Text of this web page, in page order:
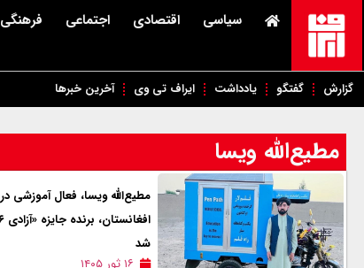
سیاسی اقتصادی اجتماعی فرهنگی
گزارش گفتگو یادداشت ایراف تی وی آخرین خبرها
مطیع‌الله ویسا
مطیع‌الله ویسا، فعال آموزشی در
شد
۱۶ ثور ۱۴۰۵